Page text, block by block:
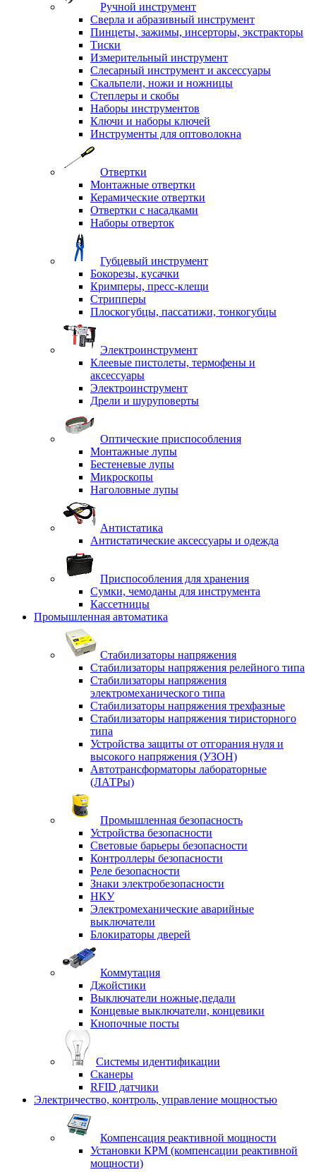
Ручной инструмент
Сверла и абразивный инструмент
Пинцеты, зажимы, инсерторы, экстракторы
Тиски
Измерительный инструмент
Слесарный инструмент и аксессуары
Скальпели, ножи и ножницы
Степлеры и скобы
Наборы инструментов
Ключи и наборы ключей
Инструменты для оптоволокна
Отвертки
Монтажные отвертки
Керамические отвертки
Отвертки с насадками
Наборы отверток
Губцевый инструмент
Бокорезы, кусачки
Кримперы, пресс-клещи
Стрипперы
Плоскогубцы, пассатижи, тонкогубцы
Электроинструмент
Клеевые пистолеты, термофены и
аксессуары
Электроинструмент
Дрели и шуруповерты
Оптические приспособления
Монтажные лупы
Бестеневые лупы
Микроскопы
Наголовные лупы
Антистатика
Антистатические аксессуары и одежда
Приспособления для хранения
Сумки, чемоданы для инструмента
Кассетницы
Промышленная автоматика
Стабилизаторы напряжения
Стабилизаторы напряжения релейного типа
Стабилизаторы напряжения
электромеханического типа
Стабилизаторы напряжения трехфазные
Стабилизаторы напряжения тиристорного
типа
Устройства защиты от отгорания нуля и
высокого напряжения (УЗОН)
Автотрансформаторы лабораторные
(ЛАТРы)
Промышленная безопасность
Устройства безопасности
Световые барьеры безопасности
Контроллеры безопасности
Реле безопасности
Знаки электробезопасности
НКУ
Электромеханические аварийные
выключатели
Блокираторы дверей
Коммутация
Джойстики
Выключатели ножные,педали
Концевые выключатели, концевики
Кнопочные посты
Системы идентификации
Сканеры
RFID датчики
Электричество, контроль, управление мощностью
Компенсация реактивной мощности
Установки КРМ (компенсации реактивной
мощности)